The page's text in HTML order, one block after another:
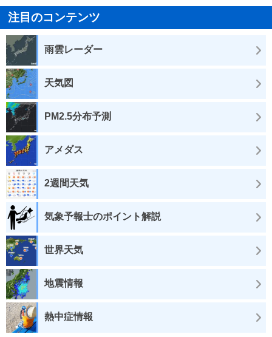
注目のコンテンツ
雨雲レーダー
天気図
PM2.5分布予測
アメダス
2週間天気
気象予報士のポイント解説
世界天気
地震情報
熱中症情報